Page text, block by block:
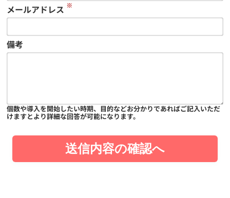
メールアドレス ※
備考
個数や導入を開始したい時期、目的などお分かりであればご記入いただ
けますとより詳細な回答が可能になります。
送信内容の確認へ